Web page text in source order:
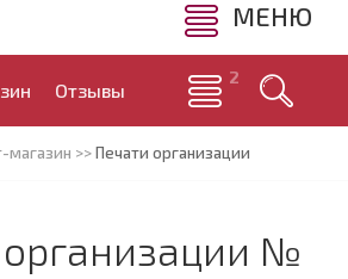
МЕНЮ
Отзывы
магазин >>Печати организации
организации №